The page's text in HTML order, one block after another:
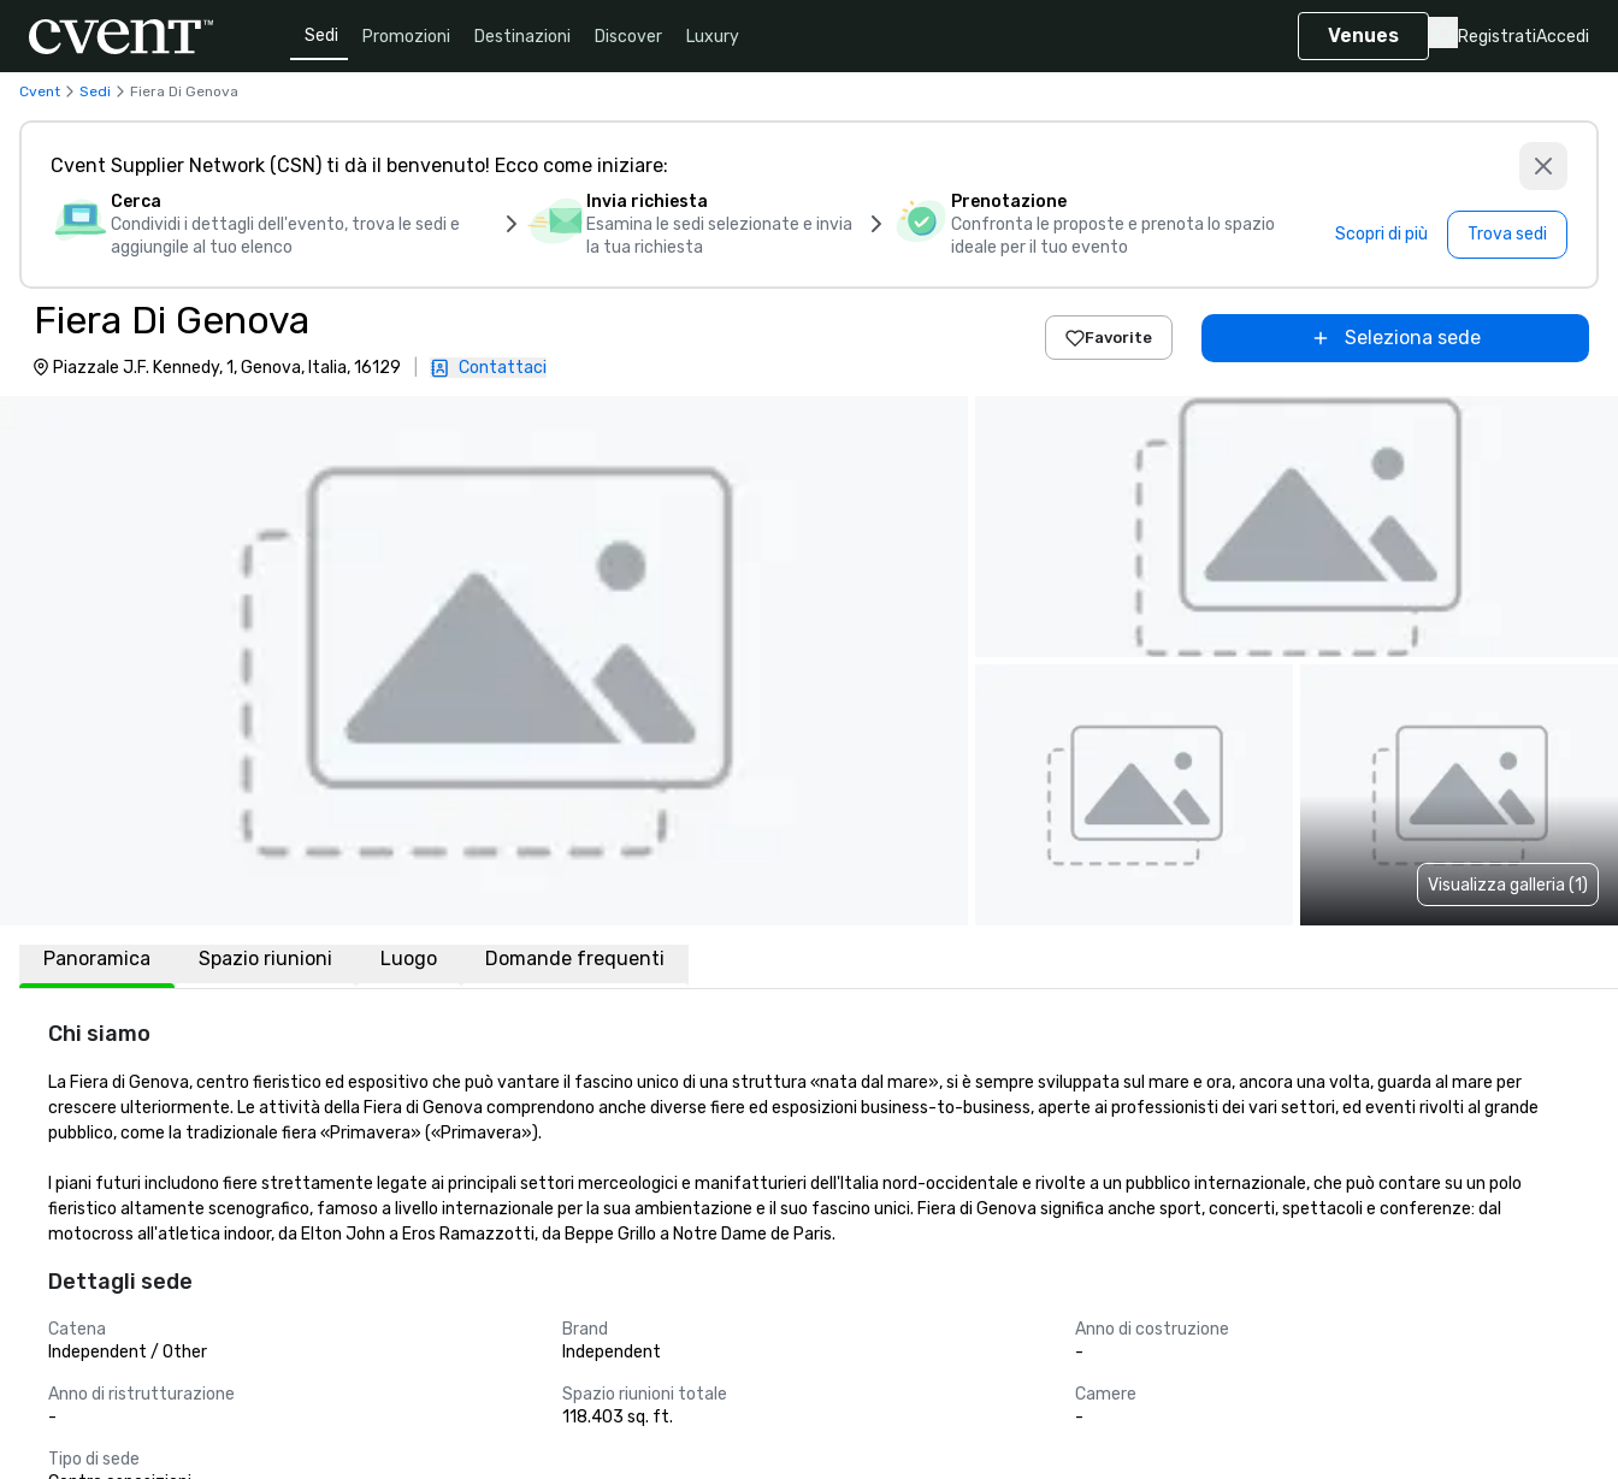
Sedi Promozioni Destinazioni Discover Luxury Venues RegistratiAccedi
Cvent Sedi Fiera Di Genova
Cvent Supplier Network (CSN) ti dà il benvenuto! Ecco come iniziare:
Cerca
Condividi i dettagli dell'evento, trova le sedi e
aggiungile al tuo elenco
Invia richiesta
Esamina le sedi selezionate e invia
la tua richiesta
Prenotazione
Confronta le proposte e prenota lo spazio
ideale per il tuo evento
Scopri di più Trova sedi
Fiera Di Genova
Piazzale J.F. Kennedy, 1, Genova, Italia, 16129 Contattaci
Favorite Seleziona sede
Visualizza galleria (1)
Panoramica Spazio riunioni Luogo Domande frequenti
Chi siamo
La Fiera di Genova, centro fieristico ed espositivo che può vantare il fascino unico di una struttura «nata dal mare», si è sempre sviluppata sul mare e ora, ancora una volta, guarda al mare per
crescere ulteriormente. Le attività della Fiera di Genova comprendono anche diverse fiere ed esposizioni business-to-business, aperte ai professionisti dei vari settori, ed eventi rivolti al grande
pubblico, come la tradizionale fiera «Primavera» («Primavera»).
I piani futuri includono fiere strettamente legate ai principali settori merceologici e manifatturieri dell'Italia nord-occidentale e rivolte a un pubblico internazionale, che può contare su un polo
fieristico altamente scenografico, famoso a livello internazionale per la sua ambientazione e il suo fascino unici. Fiera di Genova significa anche sport, concerti, spettacoli e conferenze: dal
motocross all'atletica indoor, da Elton John a Eros Ramazzotti, da Beppe Grillo a Notre Dame de Paris.
Dettagli sede
Catena
Independent / Other
Brand
Independent
Anno di costruzione
-
Anno di ristrutturazione
-
Spazio riunioni totale
118.403 sq. ft.
Camere
-
Tipo di sede